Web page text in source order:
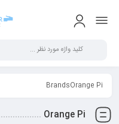
BrandsOrange Pi
Orange Pi